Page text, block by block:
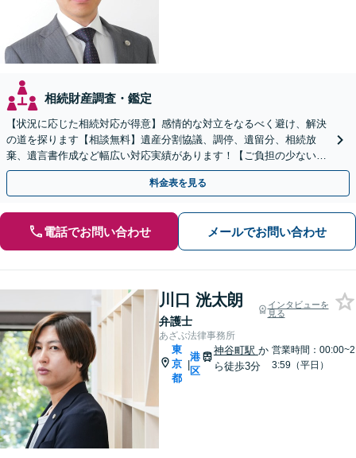
相続財産調査・鑑定
【状況に応じた相続対応が得意】感情的な対立をなるべく避け、解決
の道を探ります【相談無料】遺産分割協議、調停、遺留分、相続放
棄、遺言書作成など幅広い対応実績があります！【ご負担の少ない弁
護士費用設定】あなたの受け取れる権利を私が守ります。
料金表を見る
電話でお問い合わせ メールでお問い合わせ
川口 洸太朗
弁護士
インタビューを
見る
あざぶ法律事務所
東
京
都
|
港
区
神谷町駅 か
ら徒歩3分
営業時間：00:00~2
3:59（平日）